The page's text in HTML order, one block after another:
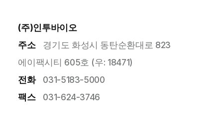
(주)인투바이오
주소
경기도 화성시 동탄순환대로 823
에이팩시티 605호 (우: 18471)
전화
031-5183-5000
팩스
031-624-3746